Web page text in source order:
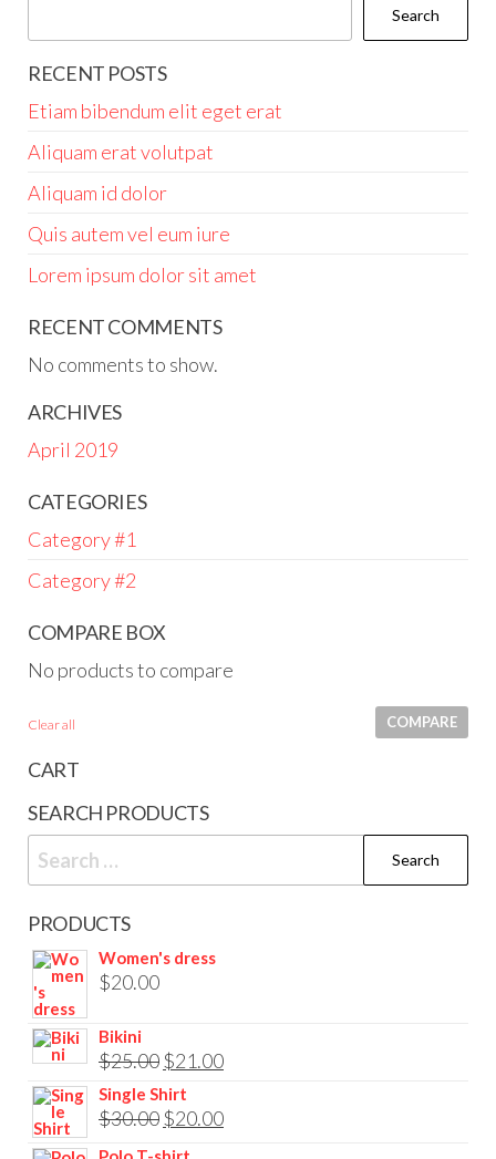
Search
RECENT POSTS
Etiam bibendum elit eget erat
Aliquam erat volutpat
Aliquam id dolor
Quis autem vel eum iure
Lorem ipsum dolor sit amet
RECENT COMMENTS
No comments to show.
ARCHIVES
April 2019
CATEGORIES
Category #1
Category #2
COMPARE BOX
No products to compare
Clear all COMPARE
CART
SEARCH PRODUCTS
Search
for:
PRODUCTS
Women's dress
$20.00
Bikini
$25.00 Original
price
was:
$25.00.
$21.00Current
is:
Single Shirt
$30.00 Original
price
$20.00Current